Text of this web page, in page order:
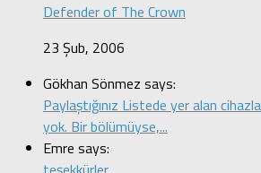
Defender of The Crown
23 Şub, 2006
Gökhan Sönmez says:
Paylaştığınız Listede yer alan
yok. Bir bölümüyse,...
Emre says: